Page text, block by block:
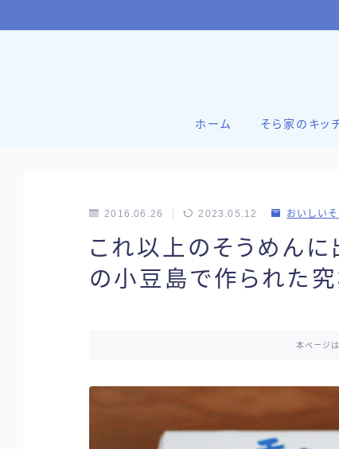
ホーム そら家のキッ
2016.06.26 2023.05.12 おいしい
これ以上のそうめんに
の小豆島で作られた究
本ページ